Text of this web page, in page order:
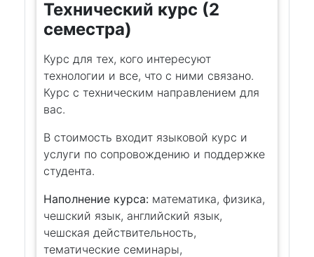
Технический курс (2
семестра)
Курс для тех, кого интересуют
технологии и все, что с ними связано.
Курс с техническим направлением для
вас.
В стоимость входит языковой курс и
услуги по сопровождению и поддержке
студента.
Наполнение курса: математика, физика,
чешский язык, английский язык,
чешская действительность,
тематические семинары,